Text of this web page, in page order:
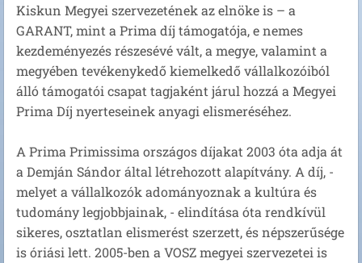
Kiskun Megyei szervezetének az elnöke is – a
GARANT, mint a Prima díj támogatója, e nemes
kezdeményezés részesévé vált, a megye, valamint a
megyében tevékenykedő kiemelkedő vállalkozóiból
álló támogatói csapat tagjaként járul hozzá a Megyei
Prima Díj nyerteseinek anyagi elismeréséhez.
A Prima Primissima országos díjakat 2003 óta adja át
a Demján Sándor által létrehozott alapítvány. A díj, -
melyet a vállalkozók adományoznak a kultúra és
tudomány legjobbjainak, - elindítása óta rendkívül
sikeres, osztatlan elismerést szerzett, és népszerűsége
is óriási lett. 2005-ben a VOSZ megyei szervezetei is